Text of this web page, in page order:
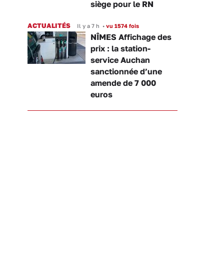
siège pour le RN
ACTUALITÉS Il y a 7 h • vu 1574 fois
NÎMES Affichage des
prix : la station-
service Auchan
sanctionnée d’une
amende de 7 000
euros